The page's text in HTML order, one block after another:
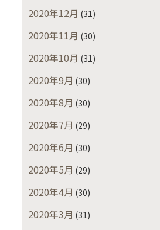
2020年12月 (31)
2020年11月 (30)
2020年10月 (31)
2020年9月 (30)
2020年8月 (30)
2020年7月 (29)
2020年6月 (30)
2020年5月 (29)
2020年4月 (30)
2020年3月 (31)